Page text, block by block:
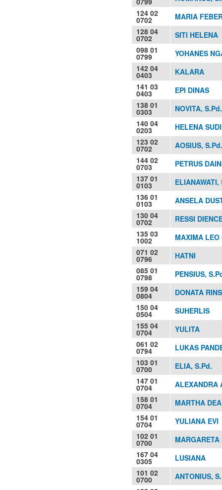
124 02
0702
MARIA
128 04
0702
SITI HELENA
098 01
0799
YOHANES
142 04
0403
KALARA
141 03
0403
EPI DINAS
138 01
0303
NOVITA, S.Pd.
140 04
0203
HELENA
123 02
0702
AOSIUS, S.Pd.
144 02
0703
PETRUS
137 01
0103
ELIANAWATI,
136 01
0103
ANSELA
130 04
0702
RESSI
135 03
1002
MAXIMA LEO
071 02
0796
HATNI
085 01
0798
PENSIUS,
159 04
0804
DONATA
150 04
0504
SUHERLIS
155 04
0704
YULITA
061 02
0794
LUKAS
103 01
0700
ELIA, S.Pd.
147 01
0704
ALEXANDRA
158 01
0704
MARTHA DEA
154 01
0704
YULIANA EVI
102 01
0700
167 04
0305
LUSIANA
101 02
0700
ANTONIUS,